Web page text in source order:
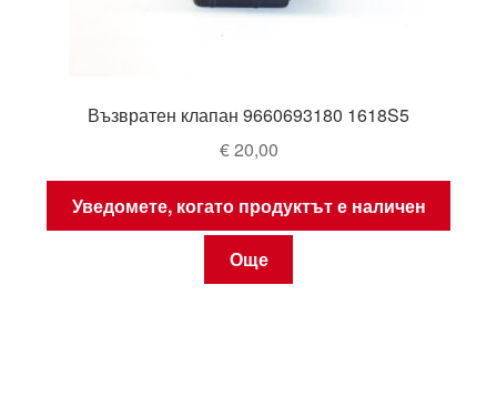
Възвратен клапан 9660693180 1618S5
€20,00
Уведомете, когато продуктът е наличен
Още